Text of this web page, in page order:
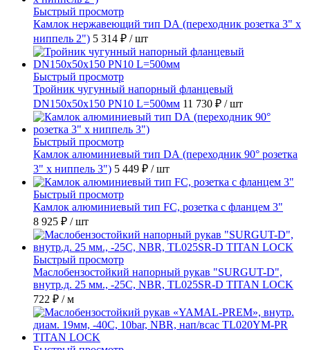
Быстрый просмотр
Камлок нержавеющий тип DА (переходник розетка 3" х
ниппель 2") 5 314 ₽ / шт
Быстрый просмотр
Тройник чугунный напорный фланцевый
DN150х50х150 PN10 L=500мм 11 730 ₽ / шт
Быстрый просмотр
Камлок алюминиевый тип DА (переходник 90° розетка
3" х ниппель 3") 5 449 ₽ / шт
Быстрый просмотр
Камлок алюминиевый тип FC, розетка с фланцем 3"
8 925 ₽ / шт
Быстрый просмотр
Маслобензостойкий напорный рукав "SURGUT-D",
внутр.д. 25 мм., -25C, NBR, TL025SR-D TITAN LOCK
722 ₽ / м